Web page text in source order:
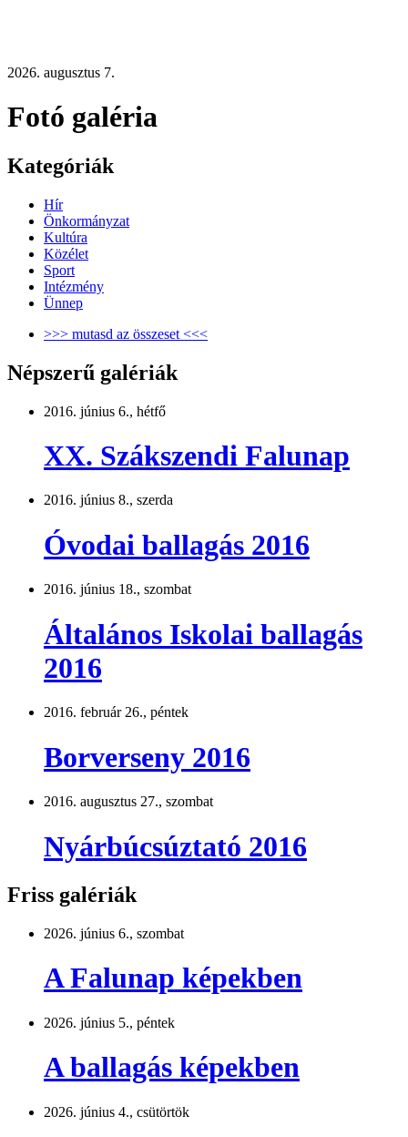
2026. augusztus 7.
Fotó galéria
Kategóriák
Hír
Önkormányzat
Kultúra
Közélet
Sport
Intézmény
Ünnep
>>> mutasd az összeset <<<
Népszerű galériák
2016. június 6., hétfő
XX. Szákszendi Falunap
2016. június 8., szerda
Óvodai ballagás 2016
2016. június 18., szombat
Általános Iskolai ballagás
2016
2016. február 26., péntek
Borverseny 2016
2016. augusztus 27., szombat
Nyárbúcsúztató 2016
Friss galériák
2026. június 6., szombat
A Falunap képekben
2026. június 5., péntek
A ballagás képekben
2026. június 4., csütörtök